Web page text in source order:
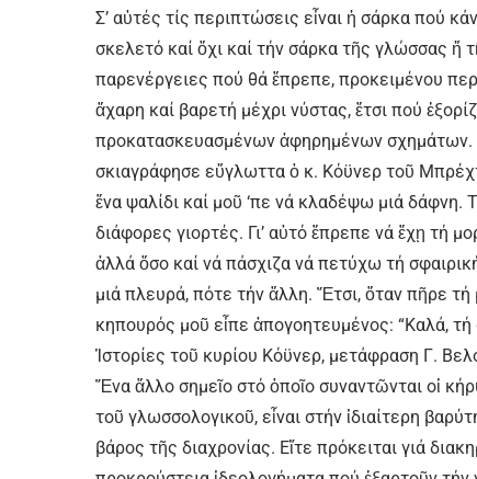
Σ’ αὐτές τίς περιπτώσεις εἶναι ἡ σάρκα πού
σκελετό καί ὄχι καί τήν σάρκα τῆς γλώσσας ἤ
παρενέργειες πού θά ἔπρεπε, προκειμένου
ἄχαρη καί βαρετή μέχρι νύστας, ἔτσι πού
προκατασκευασμένων ἀφηρημένων σχημάτων.
σκιαγράφησε εὔγλωττα ὁ κ. Κόϋνερ τοῦ
ἕνα ψαλίδι καί μοῦ ‘πε νά κλαδέψω μιά δάφνη.
διάφορες γιορτές. Γι’ αὐτό ἔπρεπε νά ἔχῃ τή
ἀλλά ὅσο καί νά πάσχιζα νά πετύχω τή
μιά πλευρά, πότε τήν ἄλλη. Ἔτσι, ὅταν πῆρε
κηπουρός μοῦ εἶπε ἀπογοητευμένος: “Καλά,
Ἱστορίες τοῦ κυρίου Κόϋνερ, μετάφραση Γ.
Ἕνα ἄλλο σημεῖο στό ὁποῖο συνα­ντῶνται οἱ
τοῦ γλωσσολογικοῦ, εἶναι στήν ἰδιαίτερη
βάρος τῆς διαχρονίας. Εἴτε πρόκειται γιά